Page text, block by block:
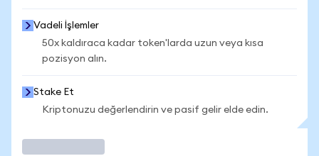
Vadeli İşlemler
50x kaldıraca kadar token'larda uzun veya kısa
pozisyon alın.
Stake Et
Kriptonuzu değerlendirin ve pasif gelir elde edin.